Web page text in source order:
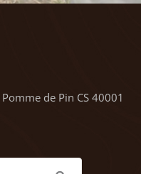
de Pin CS 40001